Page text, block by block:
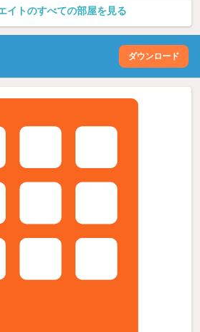
イトのすべての部屋を見る
ダウンロード